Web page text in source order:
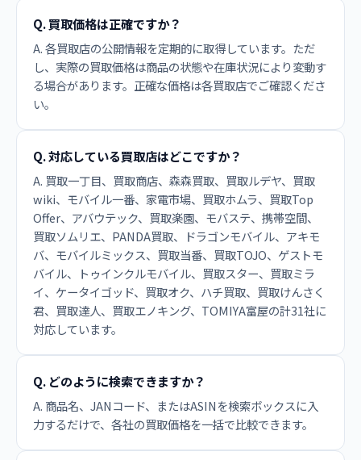
Q. 買取価格は正確ですか？
A. 各買取店の公開情報を定期的に取得しています。ただ
し、実際の買取価格は商品の状態や在庫状況により変動す
る場合があります。正確な価格は各買取店でご確認くださ
い。
Q. 対応している買取店はどこですか？
A. 買取一丁目、買取商店、森森買取、買取ルデヤ、買取
wiki、モバイル一番、家電市場、買取ホムラ、買取Top
Offer、アバウテック、買取楽園、モバステ、携帯空間、
買取ソムリエ、PANDA買取、ドラゴンモバイル、アキモ
バ、モバイルミックス、買取当番、買取TOJO、ゲストモ
バイル、トゥインクルモバイル、買取スター、買取ミラ
イ、ケータイゴッド、買取オク、ハチ買取、買取けんさく
君、買取達人、買取エノキング、TOMIYA富屋の計31社に
対応しています。
Q. どのように検索できますか？
A. 商品名、JANコード、またはASINを検索ボックスに入
力するだけで、各社の買取価格を一括で比較できます。